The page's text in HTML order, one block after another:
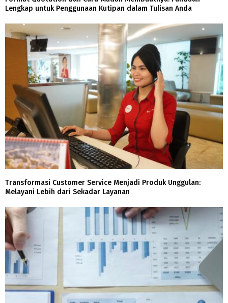
Lengkap untuk Penggunaan Kutipan dalam Tulisan Anda
Transformasi Customer Service Menjadi Produk Unggulan:
Melayani Lebih dari Sekadar Layanan